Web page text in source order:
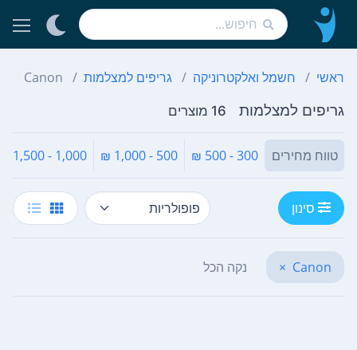
ראשי חשמל ואלקטרוניקה גריפים למצלמות Canon
גריפים למצלמות 16 מוצרים
טווח מחירים 300 - 500 ₪
500 - 1,000 ₪
1,000 - 1,500 ₪
סינון
Canon
× נקה הכל